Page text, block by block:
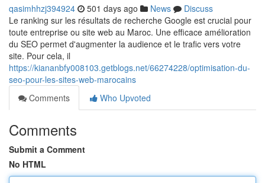
qasimhhzj394924 501 days ago News
Discuss
Le ranking sur les résultats de recherche Google est crucial pour
toute entreprise ou site web au Maroc. Une efficace amélioration
du SEO permet d'augmenter la audience et le trafic vers votre
site. Pour cela, il
https://kiananbfy008103.getblogs.net/66274228/optimisation-du-
seo-pour-les-sites-web-marocains
Comments
Who Upvoted
Comments
Submit a Comment
No HTML